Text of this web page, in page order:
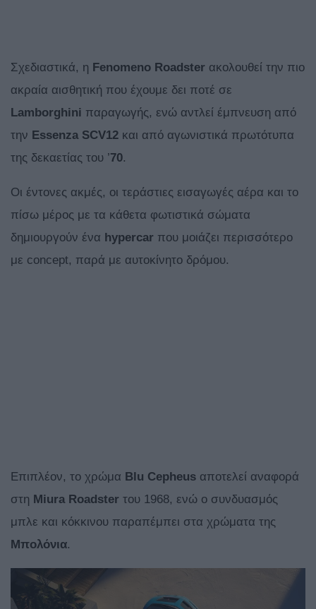
Σχεδιαστικά, η Fenomeno Roadster ακολουθεί την πιο
ακραία αισθητική που έχουμε δει ποτέ σε
Lamborghini παραγωγής, ενώ αντλεί έμπνευση από
την Essenza SCV12 και από αγωνιστικά πρωτότυπα
της δεκαετίας του ’70.
Οι έντονες ακμές, οι τεράστιες εισαγωγές αέρα και το
πίσω μέρος με τα κάθετα φωτιστικά σώματα
δημιουργούν ένα hypercar που μοιάζει περισσότερο
με concept, παρά με αυτοκίνητο δρόμου.
Επιπλέον, το χρώμα Blu Cepheus αποτελεί αναφορά
στη Miura Roadster του 1968, ενώ ο συνδυασμός
μπλε και κόκκινου παραπέμπει στα χρώματα της
Μπολόνια.